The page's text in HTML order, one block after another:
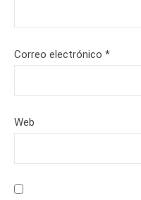
Correo electrónico *
Web